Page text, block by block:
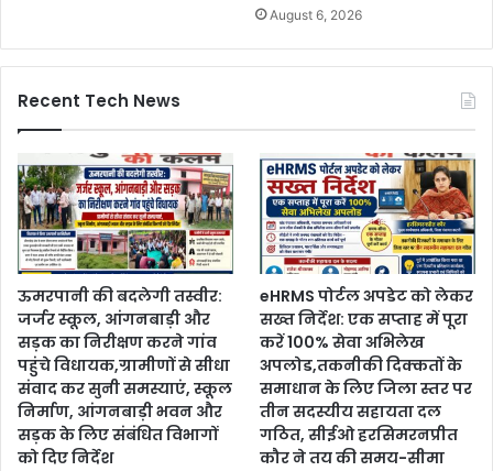
August 6, 2026
Recent Tech News
ऊमरपानी की बदलेगी तस्वीर:
जर्जर स्कूल, आंगनबाड़ी और
सड़क का निरीक्षण करने गांव
पहुंचे विधायक,ग्रामीणों से सीधा
संवाद कर सुनी समस्याएं, स्कूल
निर्माण, आंगनबाड़ी भवन और
सड़क के लिए संबंधित विभागों
को दिए निर्देश
eHRMS पोर्टल अपडेट को लेकर
सख्त निर्देश: एक सप्ताह में पूरा
करें 100% सेवा अभिलेख
अपलोड,तकनीकी दिक्कतों के
समाधान के लिए जिला स्तर पर
तीन सदस्यीय सहायता दल
गठित, सीईओ हरसिमरनप्रीत
कौर ने तय की समय-सीमा